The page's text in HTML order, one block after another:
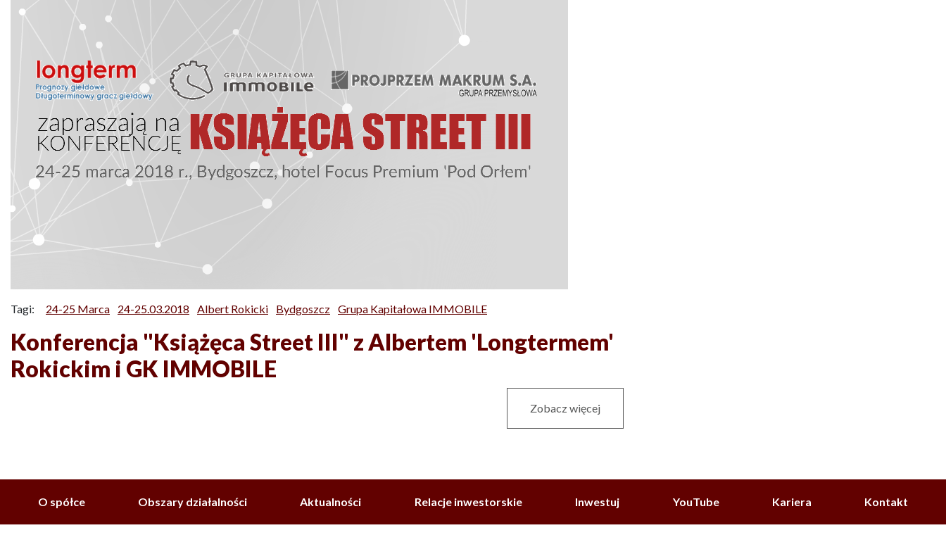
Tagi: 24-25 Marca 24-25.03.2018 Albert Rokicki Bydgoszcz Grupa Kapitałowa IMMOBILE
Konferencja "Książęca Street III" z Albertem 'Longtermem'
Rokickim i GK IMMOBILE
Zobacz więcej
O spółce Obszary działalności Aktualności Relacje inwestorskie Inwestuj YouTube Kariera Kontakt